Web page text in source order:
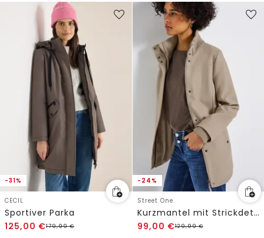
-31%
CECIL
Sportiver Parka
125,00 €179,99€
-24%
Street One
Kurzmantel mit Strickdetails
99,00 €129,99€